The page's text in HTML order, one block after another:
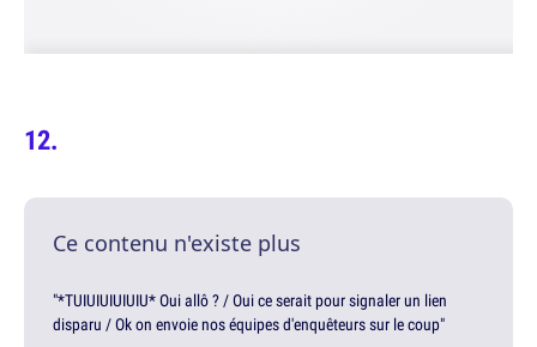
Ce contenu n'existe plus
"*TUIUIUIUIUIU* Oui allô ? / Oui ce serait pour signaler un lien
disparu / Ok on envoie nos équipes d'enquêteurs sur le coup"